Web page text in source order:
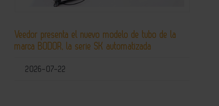
Veedor presenta el nuevo modelo de tubo de la
marca BODOR, la serie SK automatizada
2026-07-22